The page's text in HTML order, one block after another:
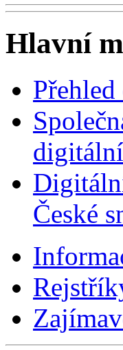
Hlavní
Přehled
České